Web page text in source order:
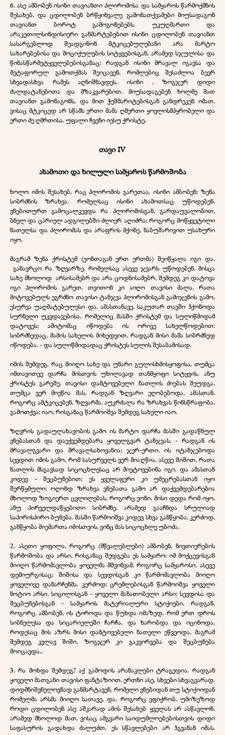
6. ასე ამბობენ ისინი თავიანთი პლირომისა და სამყაროს წარმოქმნის
შესახებ, და ცდილობენ ბრწყინვალე გამონათქვამები მიუსადაგონ
თავიანთ ბოროტ გამოგონებებს. უკუღმართი და
არაკეთილსინდისიერი განმარტებებით ისინი ცდილობენ თავიანთ
სასარგებლოდ შეადგინონ მტკიცებულებანი არა მარტო
სახარებებისა და მოციქულების სიტყვებისგან, არამედ სჯულისა და
წინასწარმეტყველებებისგანაც; რადგან ისინი მრავალ იგავსა და
მეტაფორულ გამოთქმას შეიცავენ, რომლებიც შესაძლოა ბევრ
სხვადასხვა რამეს აღნიშნავდეს, ისინი , ზოგჯერ დიდი
ძალდატანებითა და მზაკვარებით, მიუსადაგებენ ხოლმე მათ
თავიანთ გამონაგონს, და მით ჭეშმარიტებისგან განდრეკენ იმათ,
ვისაც მტკიცედ არ სწამს ერთი მამა ღმერთი ყოვლისმპყრობელი და
ერთი ძე ღმრთისა, უფალი ჩვენი იესუ ქრისტე.
თავი IV
ახამოთი და ხილული სამყაროს წარმოშობა
ხოლო იმის შესახებ, რაც პლირომის გარეთაა, ისინი ამბობენ: ზენა
სიბრძნის ზრახვა, რომელსაც ისინი ახამოთსაც უწოდებენ,
ვნებითურთ გამოცალკევდა რა პლირომისგან, გარდაუვალობით,
ბნელ და ცარიელ ადგილებში ძლიერ აღიძრა: როგორც მოწყვეტილი
ნათელსა და პლირომას და არაფრის მქონე, ნაბუშარივით უსახური
იყო.
მაგრამ ზენა ქრისტემ (ეონთაგან ერთ ერთმა) შეიწყალა იგი და,
განავრცო რა ზღვარზე, რომელსაც ასევე ჯვარს უწოდებენ, მისცა
სახე მხოლოდ არსისამებრ და არა ცოდნისამებრ, შემდეგ კი დატოვა
იგი პლირომის გარეთ, თვითონ კი აიღო თავისი ძალა, რათა
მიტოვებულს ეგრძნო თავისი ტანჯვა პლირომისგან გამიჯვნის გამო,
ესურვა უაღმატებულესი და, ამასთანავე, საკუთარ თავში ჰქონოდა
სურნელი უკვდავებისა, რომელიც მასში ქრისტემ და სულიწმიდამ
დატოვეს; ამიტომაც იწოდება ის ორივე სახელწოდებით:
სიბრძნედაც, მამის სახელის მიხედვით, რადგან მისი მამა სიბრძნედ
იწოდება, - და სულიწმიდადაც ქრისტეს სულის შესაბამისად.
იმის შემდეგ, რაც მიიღო სახე და უნარი გულისხმისყოფისა, თუმცა
იმთავითვე დარჩა მისთვის უხილავად თანმყოფი სიტყვის, ანუ
ქრისტეს გარეშე, თავისი დამტოვებელი ნათლის ძიებას შეუდგა,
თუმცა ვერ მიეწია მას, რადგან ზღვარი ეღობებოდა. ამასთან,
როგორც ამტკიცებენ, ზღვარმა, აუკრძალა რა ზრახვას წინსწრაფობა,
გამოთქვა: იაო, რისგანაც წარმოიშვა შემდეგ სახელი იაო.
ზღვრის გადაულახავობის გამო ის მარტო დარჩა მასში გადაწნულ
ვნებასთან და დაექვემდებარა ყოველგვარ ტანჯვას, - რადგან ის
მრავალგვარი და მრავალსახოვანია; ჯერ-ერთი, ის იტანჯებოდა
სევდით იმის გამო, რომ სასურველს ვერ მიაღწია, ასევე შიშით, რათა
ნათლის მსგავსად სიცოცხლესაც არ მიეტოვებინა იგი, და ამასთან
კიდევ - შეცბუნებით; ეს ყველაფერი კი უმეცრებასთან იყო
შერწყმული; ოღონდ ზრახვა ვნებათა გამო არ დაქვემდებარებია
მხოლოდ ზოგიერთ ცვლილებას, როგორც ეონი, მისი დედა რომ იყო,
ანუ პირველდაწყებითი სიბრძნე, არამედ გააჩნდა სრულიად
საპირისპირო ბუნება. მასში წარმოიშვა კიდევ სხვა განწყობა, კერძოდ,
განწყობა მიემართა იმისთვის, ვინც მას სიცოცხლე უბოძა.
2. ასეთი ყოფილა, როგორც (მწვალებლები) ამბობენ, ნივთიერების
წარმოშობა და არსი, რისგანაც შედგება ეს სამყარო: იმ მოქცევისგან
მიიღო წარმომავლობა ყოველმა მშვინვამ, როგორც სამყაროსი, ასევე
დემიურგისაც; შიშისა და სევდისგან კი წარმომავლობა მიიღო
ყოველივე დანარჩენმა. კერძოდ: ცრემლებისგან წარმოიშვა ყოველი
ნოტიო არსი, სიცილისგან - ყოველი მანათობელი არსი; სევდისა და
შეცბუნებისგან - სამყაროს მატერიალური სტიქიები. რადგან,
როგორც ამბობენ, ის ტიროდა და წუხდა იმაზედ, რომ ერთ დროს
სიბნელესა და სიცარიელეში ჩარჩა, და ხარობდა და იცინოდა,
როდესაც მის აზრს მისი დამტოვებელი ნათელი ეწვეოდა, მაგრამ
შემდეგ კვლავ შიში, ზოგჯერ კი გაკვირვება და შეცბუნება
მოიცავდა,.
3. რა მოხდა შემდეგ? აქ გამოდის არანაკლები ტრაგედია, რადგან
ყოველი მათგანი თავისი ფანტაზიით, ერთნი ასე, სხვები სხვაგვარად,
დიდმნიშვნელოვნად განმარტავენ, რომელი ვნებიდან თუ სტიქიიდან
რომელმა არსმა მიიღო სათავე. და, როგორც ვფიქრობ, უმიზეზოდ
როდი ცდილობენ ასე აშკარად ამის შესახებ ყველას არ ასწავლონ,
არამედ მხოლოდ მათ, ვისაც ამგვარი საიდუმლოებებისთვის დიდი
საფასურის გადახდა ძალუძთ. ეს სწავლებები არ ჰგვანან იმას,